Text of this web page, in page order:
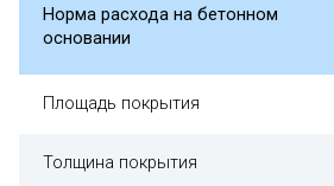
Норма расхода на бетонном
основании
Площадь покрытия
Толщина покрытия